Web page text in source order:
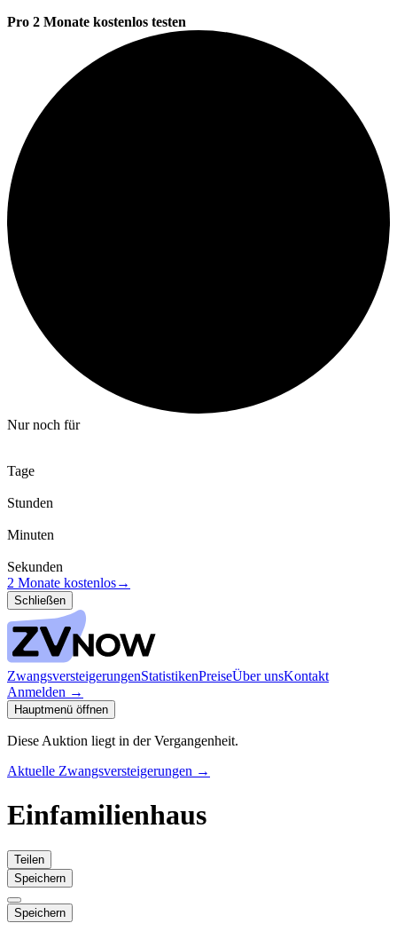
Pro 2 Monate kostenlos testen
Nur noch für
Tage
Stunden
Minuten
Sekunden
2 Monate kostenlos→
Schließen
ZwangsversteigerungenStatistikenPreiseÜber unsKontakt
Anmelden →
Hauptmenü öffnen
Diese Auktion liegt in der Vergangenheit.
Aktuelle Zwangsversteigerungen →
Einfamilienhaus
Teilen
Speichern
Speichern